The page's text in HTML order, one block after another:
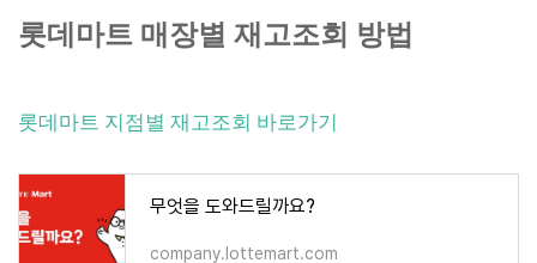
롯데마트 매장별 재고조회 방법
롯데마트 지점별 재고조회 바로가기
무엇을 도와드릴까요?
company.lottemart.com